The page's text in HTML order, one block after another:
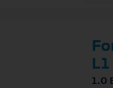
L1
1.0